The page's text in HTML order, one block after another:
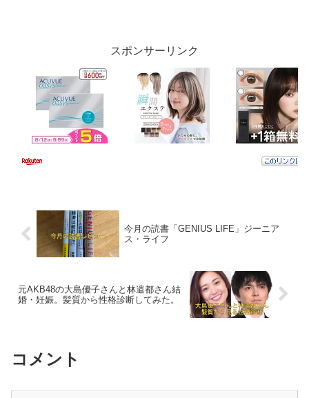
スポンサーリンク
今月の読書「GENIUS LIFE」ジーニア
ス・ライフ
元AKB48の大島優子さんと林遣都さん結
婚・妊娠。髪質から性格診断してみた。
コメント